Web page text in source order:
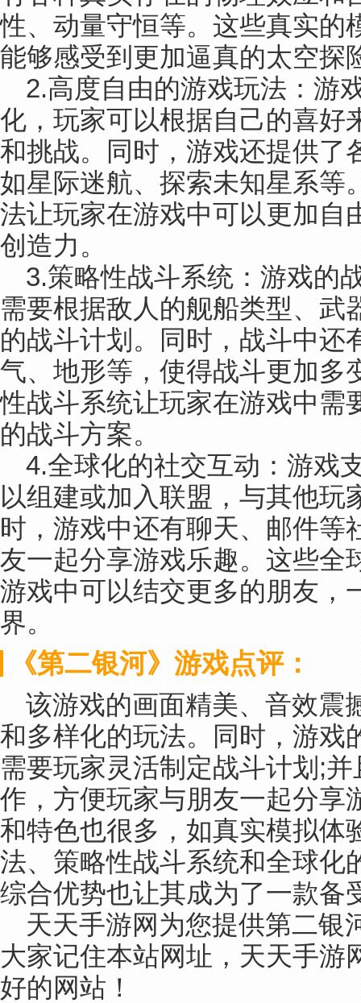
性、动量守恒等。这些真实的
能够感受到更加逼真的太空探
2.高度自由的游戏玩法：游
化，玩家可以根据自己的喜好
和挑战。同时，游戏还提供了
如星际迷航、探索未知星系等
法让玩家在游戏中可以更加自
创造力。
3.策略性战斗系统：游戏的
需要根据敌人的舰船类型、武
的战斗计划。同时，战斗中还
气、地形等，使得战斗更加多
性战斗系统让玩家在游戏中需
的战斗方案。
4.全球化的社交互动：游戏
以组建或加入联盟，与其他玩
时，游戏中还有聊天、邮件等
友一起分享游戏乐趣。这些全
游戏中可以结交更多的朋友，
界。
《第二银河》游戏点评：
该游戏的画面精美、音效震
和多样化的玩法。同时，游戏
需要玩家灵活制定战斗计划;
作，方便玩家与朋友一起分享
和特色也很多，如真实模拟体
法、策略性战斗系统和全球化
综合优势也让其成为了一款备
天天手游网为您提供第二银
大家记住本站网址，天天手游
好的网站！